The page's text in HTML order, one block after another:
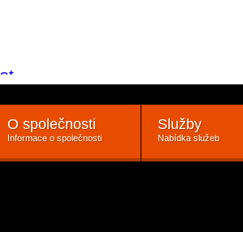
O společnosti
Informace o společnosti
Služby
Nabídka služeb